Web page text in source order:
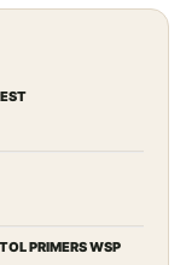
PRIMERS WSP